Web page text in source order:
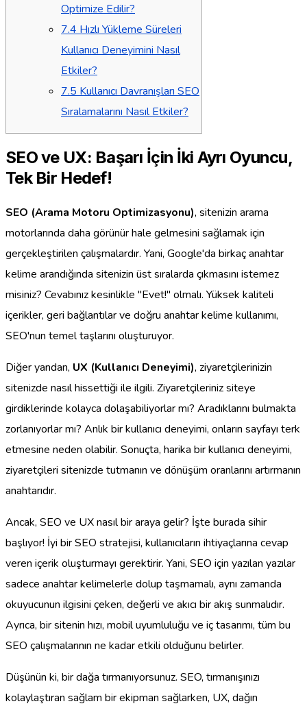
Optimize Edilir?
7.4 Hızlı Yükleme Süreleri
Kullanıcı Deneyimini Nasıl
Etkiler?
7.5 Kullanıcı Davranışları SEO
Sıralamalarını Nasıl Etkiler?
SEO ve UX: Başarı İçin İki Ayrı Oyuncu,
Tek Bir Hedef!
SEO (Arama Motoru Optimizasyonu), sitenizin arama
motorlarında daha görünür hale gelmesini sağlamak için
gerçekleştirilen çalışmalardır. Yani, Google'da birkaç anahtar
kelime arandığında sitenizin üst sıralarda çıkmasını istemez
misiniz? Cevabınız kesinlikle "Evet!" olmalı. Yüksek kaliteli
içerikler, geri bağlantılar ve doğru anahtar kelime kullanımı,
SEO'nun temel taşlarını oluşturuyor.
Diğer yandan, UX (Kullanıcı Deneyimi), ziyaretçilerinizin
sitenizde nasıl hissettiği ile ilgili. Ziyaretçileriniz siteye
girdiklerinde kolayca dolaşabiliyorlar mı? Aradıklarını bulmakta
zorlanıyorlar mı? Anlık bir kullanıcı deneyimi, onların sayfayı terk
etmesine neden olabilir. Sonuçta, harika bir kullanıcı deneyimi,
ziyaretçileri sitenizde tutmanın ve dönüşüm oranlarını artırmanın
anahtarıdır.
Ancak, SEO ve UX nasıl bir araya gelir? İşte burada sihir
başlıyor! İyi bir SEO stratejisi, kullanıcıların ihtiyaçlarına cevap
veren içerik oluşturmayı gerektirir. Yani, SEO için yazılan yazılar
sadece anahtar kelimelerle dolup taşmamalı, aynı zamanda
okuyucunun ilgisini çeken, değerli ve akıcı bir akış sunmalıdır.
Ayrıca, bir sitenin hızı, mobil uyumluluğu ve iç tasarımı, tüm bu
SEO çalışmalarının ne kadar etkili olduğunu belirler.
Düşünün ki, bir dağa tırmanıyorsunuz. SEO, tırmanışınızı
kolaylaştıran sağlam bir ekipman sağlarken, UX, dağın